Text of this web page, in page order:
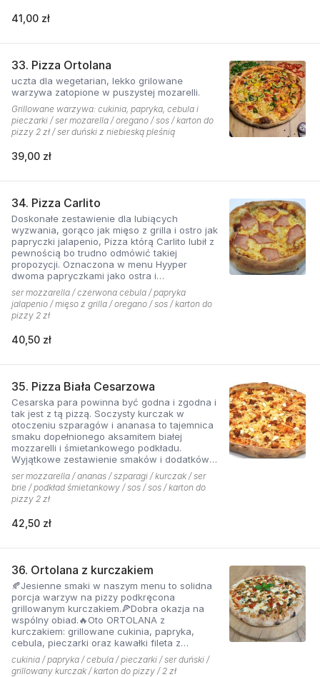
41,00 zł
33. Pizza Ortolana
uczta dla wegetarian, lekko grilowane
warzywa zatopione w puszystej mozarelli.
Grillowane warzywa: cukinia, papryka, cebula i
pieczarki / ser mozarella / oregano / sos / karton do
pizzy 2 zł / ser duński z niebieską pleśnią
39,00 zł
34. Pizza Carlito
Doskonałe zestawienie dla lubiących
wyzwania, gorąco jak mięso z grilla i ostro jak
papryczki jalapenio, Pizza którą Carlito lubił z
pewnością bo trudno odmówić takiej
propozycji. Oznaczona w menu Hyyper
dwoma papryczkami jako ostra i
niebezpieczna.
ser mozzarella / czerwona cebula / papryka
jalapenio / mięso z grilla / oregano / sos / karton do
pizzy 2 zł
40,50 zł
35. Pizza Biała Cesarzowa
Cesarska para powinna być godna i zgodna i
tak jest z tą pizzą. Soczysty kurczak w
otoczeniu szparagów i ananasa to tajemnica
smaku dopełnionego aksamitem białej
mozzarelli i śmietankowego podkładu.
Wyjątkowe zestawienie smaków i dodatków
które tworzą jedną z najchętniej zamawianych
pizzy z menu pizzerii Hyyper
ser mozzarella / ananas / szparagi / kurczak / ser
brie / podkład śmietankowy / sos / sos / karton do
pizzy 2 zł
42,50 zł
36. Ortolana z kurczakiem
🍂Jesienne smaki w naszym menu to solidna
porcja warzyw na pizzy podkręcona
grillowanym kurczakiem.🍕Dobra okazja na
wspólny obiad.🔥Oto ORTOLANA z
kurczakiem: grillowane cukinia, papryka,
cebula, pieczarki oraz kawałki fileta z
dodatkiem sera z niebieską pleśnią.
cukinia / papryka / cebula / pieczarki / ser duński /
grillowany kurczak / karton do pizzy / 2 zł